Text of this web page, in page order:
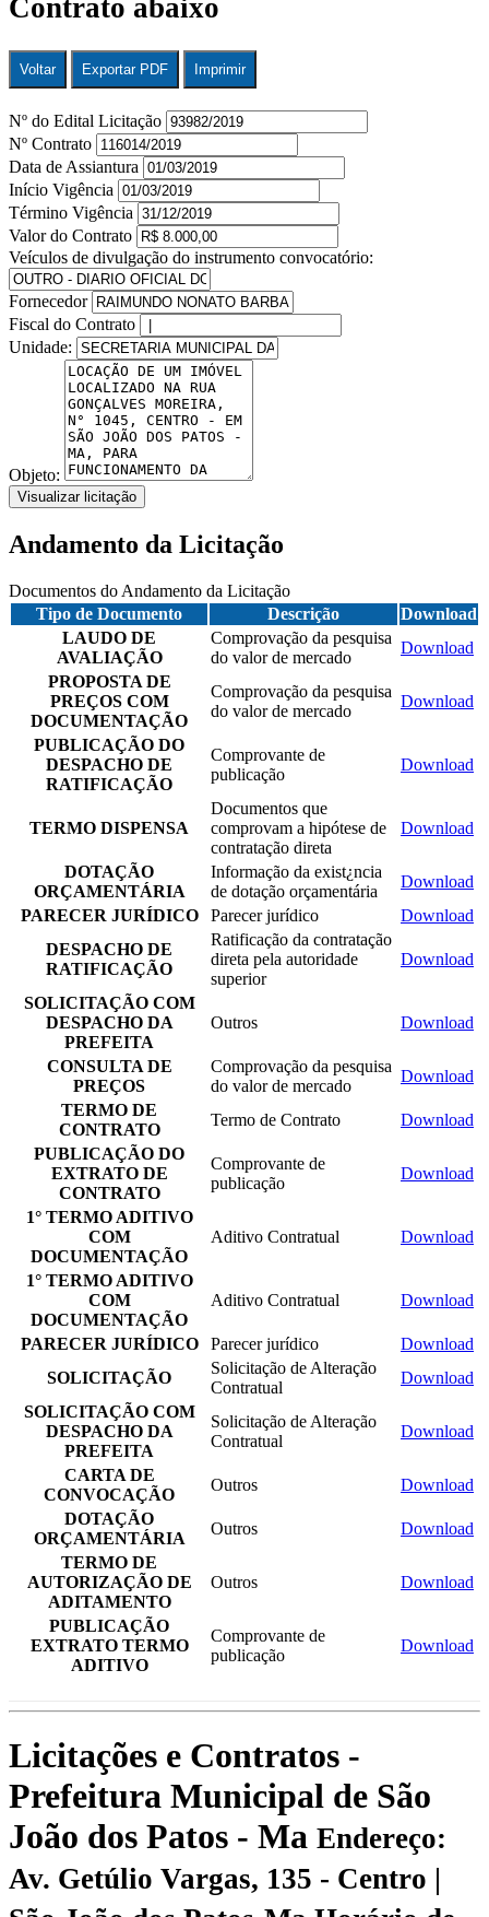
Contrato abaixo
Voltar Exportar PDF Imprimir
Nº do Edital Licitação
Nº Contrato
Data de Assiantura
Início Vigência
Término Vigência
Valor do Contrato
Veículos de divulgação do instrumento convocatório:
Fornecedor
Fiscal do Contrato
Unidade:
Objeto:
Visualizar licitação
Andamento da Licitação
Documentos do Andamento da Licitação
Tipo de Documento
Descrição
Download
LAUDO DE
AVALIAÇÃO
Comprovação da pesquisa
do valor de mercado
Download
PROPOSTA DE
PREÇOS COM
DOCUMENTAÇÃO
Comprovação da pesquisa
do valor de mercado
Download
PUBLICAÇÃO DO
DESPACHO DE
RATIFICAÇÃO
Comprovante de
publicação
Download
TERMO DISPENSA
Documentos que
comprovam a hipótese de
contratação direta
Download
DOTAÇÃO
ORÇAMENTÁRIA
Informação da exist¿ncia
de dotação orçamentária
Download
PARECER JURÍDICO
Parecer jurídico
Download
DESPACHO DE
RATIFICAÇÃO
Ratificação da contratação
direta pela autoridade
superior
Download
SOLICITAÇÃO COM
DESPACHO DA
PREFEITA
Outros Download
CONSULTA DE
PREÇOS
Comprovação da pesquisa
do valor de mercado
Download
TERMO DE
CONTRATO
Termo de Contrato
Download
PUBLICAÇÃO DO
EXTRATO DE
CONTRATO
Comprovante de
publicação
Download
1° TERMO ADITIVO
COM
DOCUMENTAÇÃO
Aditivo Contratual Download
1° TERMO ADITIVO
COM
DOCUMENTAÇÃO
Aditivo Contratual Download
PARECER JURÍDICO Parecer jurídico
Download
SOLICITAÇÃO
Solicitação de Alteração
Contratual
Download
SOLICITAÇÃO COM
DESPACHO DA
PREFEITA
Solicitação de Alteração
Contratual
Download
CARTA DE
CONVOCAÇÃO
Outros
Download
DOTAÇÃO
ORÇAMENTÁRIA
Outros
Download
TERMO DE
AUTORIZAÇÃO DE
ADITAMENTO
Outros Download
PUBLICAÇÃO
EXTRATO TERMO
ADITIVO
Comprovante de
publicação
Download
Licitações e Contratos -
Prefeitura Municipal de São
João dos Patos - Ma Endereço:
Av. Getúlio Vargas, 135 - Centro |